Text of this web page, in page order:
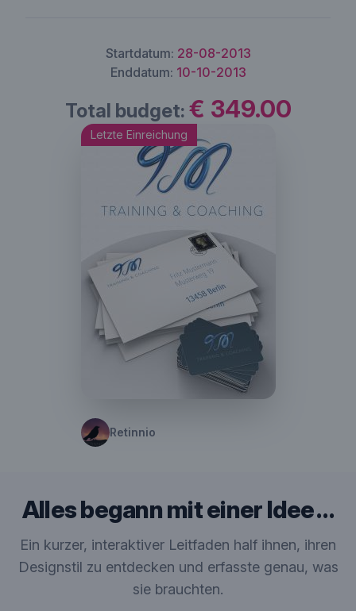
Startdatum: 28-08-2013
Enddatum: 10-10-2013
Total budget: € 349.00
Letzte Einreichung
Retinnio
Alles begann mit einer Idee …
Ein kurzer, interaktiver Leitfaden half ihnen, ihren
Designstil zu entdecken und erfasste genau, was
sie brauchten.